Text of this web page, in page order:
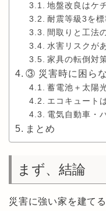
地盤改良はケ
耐震等級3を標
間取りと工法
水害リスクが
家具の転倒対
③ 災害時に困ら
蓄電池＋太陽
エコキュート
電気自動車・
まとめ
まず、結論
災害に強い家を建て